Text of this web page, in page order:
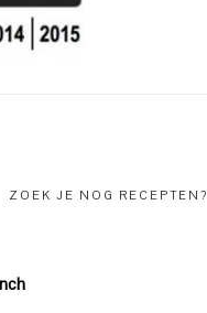
ZOEK JE NOG RECEPTEN?